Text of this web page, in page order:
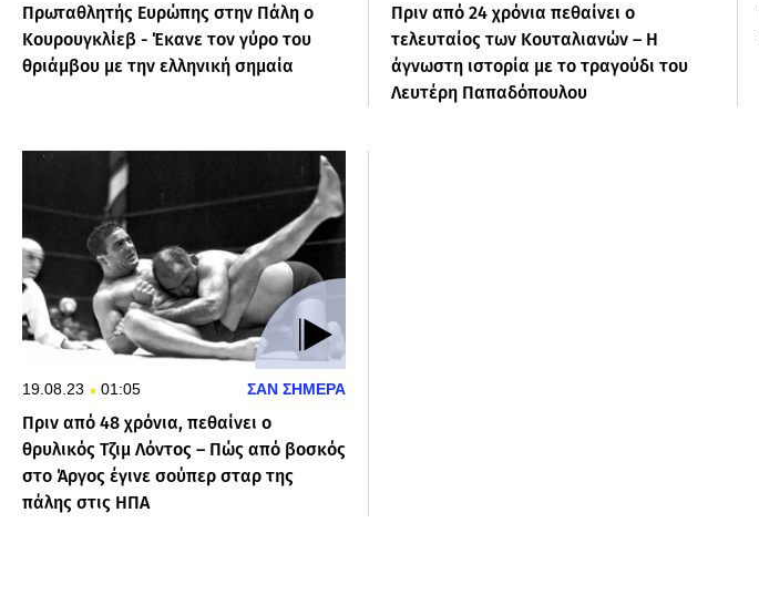
Πρωταθλητής Ευρώπης στην Πάλη ο
Κουρουγκλίεβ - Έκανε τον γύρο του
θριάμβου με την ελληνική σημαία
Πριν από 24 χρόνια πεθαίνει ο
τελευταίος των Κουταλιανών – H
άγνωστη ιστορία με το τραγούδι του
Λευτέρη Παπαδόπουλου
19.08.23 01:05 ΣΑΝ ΣΗΜΕΡΑ
Πριν από 48 χρόνια, πεθαίνει ο
θρυλικός Τζιμ Λόντος – Πώς από βοσκός
στο Άργος έγινε σούπερ σταρ της
πάλης στις ΗΠΑ